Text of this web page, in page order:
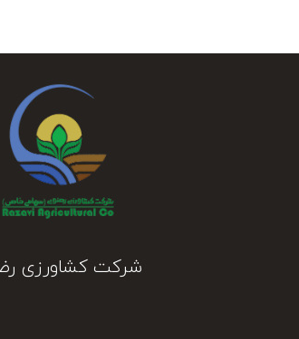
شرکت کشاورزی